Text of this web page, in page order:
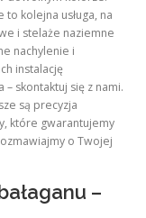
kolejna usługa, na
i stelaże naziemne
nachylenie i
instalację
skontaktuj się z nami.
są precyzja
które gwarantujemy
o Twojej
–